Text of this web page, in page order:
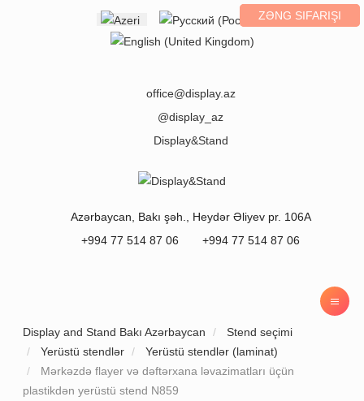
Select your language ZƏNG SIFARIŞI
office@display.az
@display_az
Display&Stand
Azərbaycan Bakı şəh., Heydər Əliyev pr. 106A
+994 77 514 87 06
+994 77 514 87 06
Display and Stand Bakı Azərbaycan
Stend seçimi
Yerüstü stendlər
Yerüstü stendlər (laminat)
Mərkəzdə flayer və dəftərxana ləvazimatları üçün
plastikdən yerüstü stend N859